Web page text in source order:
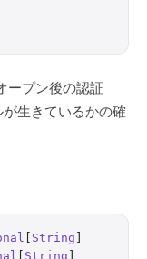
ープン後の認証
が生きているかの確
String
String